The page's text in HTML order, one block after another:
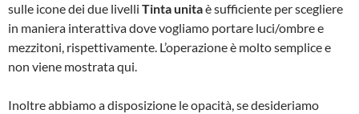
sulle icone dei due livelli Tinta unitaè sufficiente per scegliere
in maniera interattiva dove vogliamo portare luci/ombre e
mezzitoni, rispettivamente. L’operazione è molto semplice e
non viene mostrata qui.
Inoltre abbiamo a disposizione le opacità, se desideriamo